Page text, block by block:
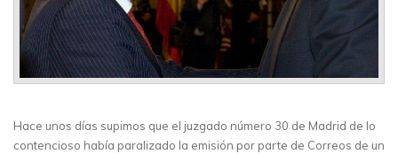
Hace unos días supimos que el juzgado número 30 de Madrid de lo
contencioso había paralizado la emisión por parte de Correos de un